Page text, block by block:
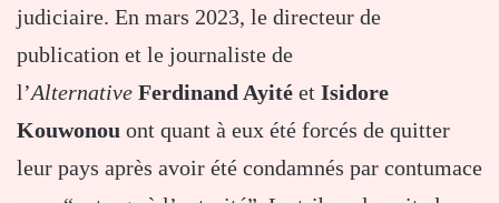
judiciaire. En mars 2023, le directeur de
publication et le journaliste de
l’Alternative Ferdinand Ayité et Isidore
Kouwonou ont quant à eux été forcés de quitter
leur pays après avoir été condamnés par contumace